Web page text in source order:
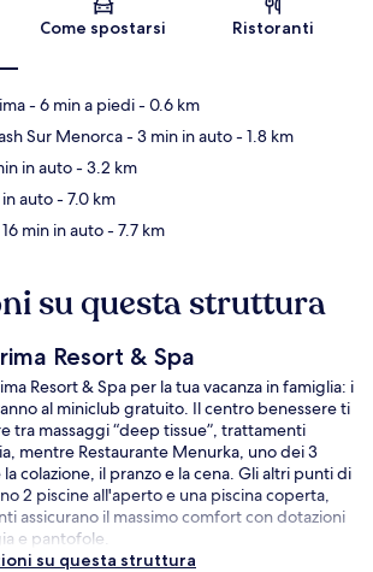
Mappa
Come spostarsi Ristoranti
- 6 min a piedi- 0.6 km
Sur Menorca- 3 min in auto- 1.8 km
in auto- 3.2 km
auto- 7.0 km
min in auto- 7.7 km
su questa struttura
Resort & Spa
Resort & Spa per la tua vacanza in famiglia: i
al miniclub gratuito. Il centro benessere ti
tra massaggi “deep tissue”, trattamenti
mentre Restaurante Menurka, uno dei 3
colazione, il pranzo e la cena. Gli altri punti di
2 piscine all'aperto e una piscina coperta,
assicurano il massimo comfort con dotazioni
e pantofole.
su questa struttura